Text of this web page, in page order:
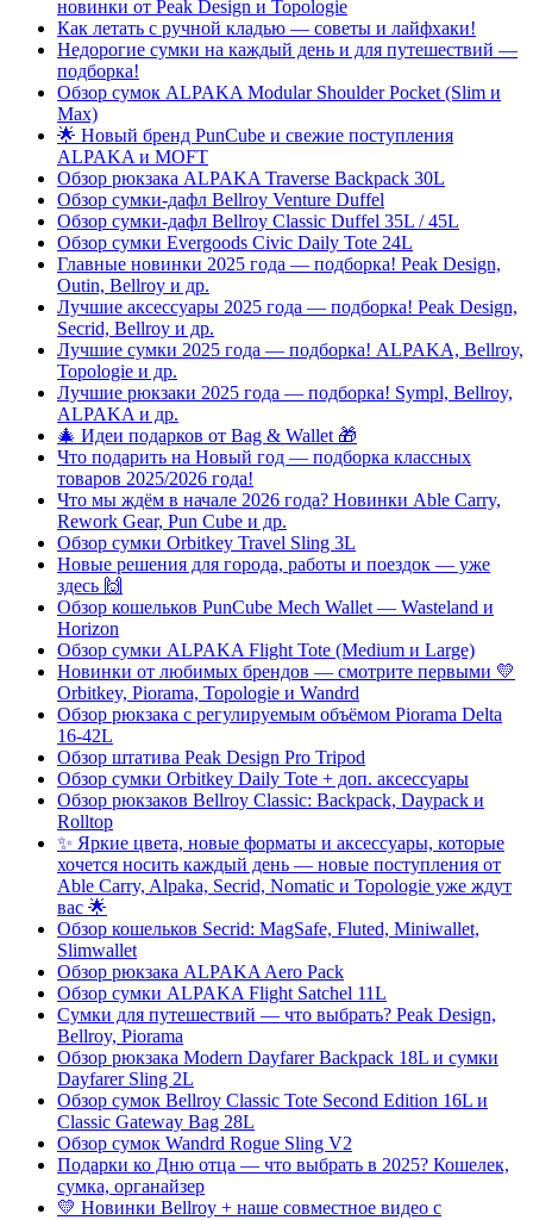
новинки от Peak Design и Topologie
Как летать с ручной кладью — советы и лайфхаки!
Недорогие сумки на каждый день и для путешествий —
подборка!
Обзор сумок ALPAKA Modular Shoulder Pocket (Slim и
Max)
🌟 Новый бренд PunCube и свежие поступления
ALPAKA и MOFT
Обзор рюкзака ALPAKA Traverse Backpack 30L
Обзор сумки-дафл Bellroy Venture Duffel
Обзор сумки-дафл Bellroy Classic Duffel 35L / 45L
Обзор сумки Evergoods Civic Daily Tote 24L
Главные новинки 2025 года — подборка! Peak Design,
Outin, Bellroy и др.
Лучшие аксессуары 2025 года — подборка! Peak Design,
Secrid, Bellroy и др.
Лучшие сумки 2025 года — подборка! ALPAKA, Bellroy,
Topologie и др.
Лучшие рюкзаки 2025 года — подборка! Sympl, Bellroy,
ALPAKA и др.
🎄 Идеи подарков от Bag & Wallet 🎁
Что подарить на Новый год — подборка классных
товаров 2025/2026 года!
Что мы ждём в начале 2026 года? Новинки Able Carry,
Rework Gear, Pun Cube и др.
Обзор сумки Orbitkey Travel Sling 3L
Новые решения для города, работы и поездок — уже
здесь 🙌
Обзор кошельков PunCube Mech Wallet — Wasteland и
Horizon
Обзор сумки ALPAKA Flight Tote (Medium и Large)
Новинки от любимых брендов — смотрите первыми 💛
Orbitkey, Piorama, Topologie и Wandrd
Обзор рюкзака с регулируемым объёмом Piorama Delta
16-42L
Обзор штатива Peak Design Pro Tripod
Обзор сумки Orbitkey Daily Tote + доп. аксессуары
Обзор рюкзаков Bellroy Classic: Backpack, Daypack и
Rolltop
✨ Яркие цвета, новые форматы и аксессуары, которые
хочется носить каждый день — новые поступления от
Able Carry, Alpaka, Secrid, Nomatic и Topologie уже ждут
вас 🌟
Обзор кошельков Secrid: MagSafe, Fluted, Miniwallet,
Slimwallet
Обзор рюкзака ALPAKA Aero Pack
Обзор сумки ALPAKA Flight Satchel 11L
Сумки для путешествий — что выбрать? Peak Design,
Bellroy, Piorama
Обзор рюкзака Modern Dayfarer Backpack 18L и сумки
Dayfarer Sling 2L
Обзор сумок Bellroy Classic Tote Second Edition 16L и
Classic Gateway Bag 28L
Обзор сумок Wandrd Rogue Sling V2
Подарки ко Дню отца — что выбрать в 2025? Кошелек,
сумка, органайзер
💛 Новинки Bellroy + наше совместное видео с